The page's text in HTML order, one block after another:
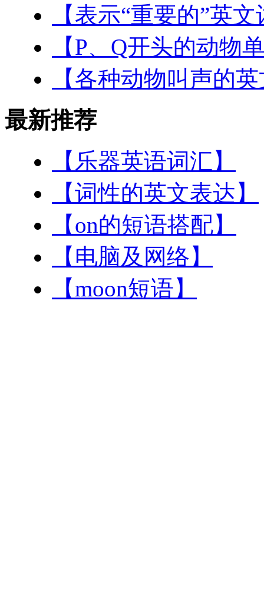
【表示“重要的”英
【P、Q开头的动物
【各种动物叫声的
最新推荐
【乐器英语词汇】
【词性的英文表达】
【on的短语搭配】
【电脑及网络】
【moon短语】